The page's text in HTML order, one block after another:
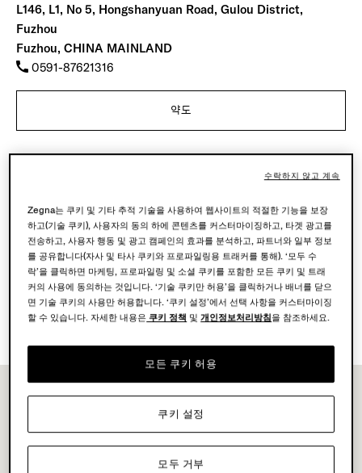
L146, L1, No 5, Hongshanyuan Road, Gulou District,
Fuzhou
Fuzhou, CHINA MAINLAND
0591-87621316
약도
금-토
10.00-22.30
10.00-22.00
오늘
폐장 시간 22:30
이용 가능한 서비스
부티크 배송 불가입니다.
부티크 반품 가능.
Zegna는 쿠키 및 기타 추적 기술을 사용하여 웹사이트의 적절한 기능을 보장
하고(기술 쿠키), 사용자의 동의 하에 콘텐츠를 커스터마이징하고, 타겟 광고를
전송하고, 사용자 행동 및 광고 캠페인의 효과를 분석하고, 파트너와 일부 정보
를 공유합니다(자사 및 타사 쿠키와 프로파일링용 트래커를 통해). ‘모두 수
락’을 클릭하면 마케팅, 프로파일링 및 소셜 쿠키를 포함한 모든 쿠키 및 트래
커의 사용에 동의하는 것입니다. ‘기술 쿠키만 허용’을 클릭하거나 배너를 닫으
면 기술 쿠키의 사용만 허용합니다. ‘쿠키 설정’에서 선택 사항을 커스터마이징
할 수 있습니다. 자세한 내용은 쿠키 정책 및개인정보처리방침을 참조하세요.
모두 거부
모든 쿠키 허용
쿠키 설정
수락하지 않고 계속